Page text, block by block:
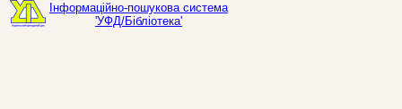
Інформаційно-пошукова система
'УФД/Бібліотека'